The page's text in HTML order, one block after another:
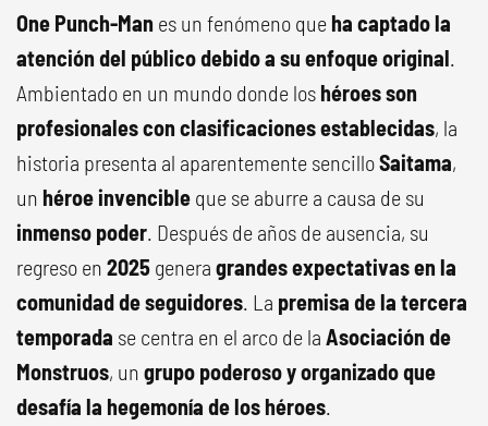
One Punch-Man es un fenómeno que ha captado la
atención del público debido a su enfoque original.
Ambientado en un mundo donde los héroes son
profesionales con clasificaciones establecidas, la
historia presenta al aparentemente sencilloSaitama,
un héroe invencible que se aburre a causa de su
inmenso poder. Después de años de ausencia, su
regreso en 2025 genera grandes expectativas en la
comunidad de seguidores. La premisa de la tercera
temporada se centra en el arco de la Asociación de
Monstruos, un grupo poderoso y organizado que
desafía la hegemonía de los héroes.